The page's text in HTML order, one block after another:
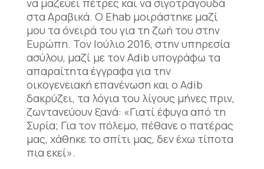
να μαζεύει πέτρες και να σιγοτραγουδά
στα Αραβικά. Ο Ehab μοιράστηκε μαζί
μου τα όνειρά του για τη ζωή του στην
Ευρώπη. Τον Ιούλιο 2016, στην υπηρεσία
ασύλου, μαζί με τον Adib υπογράφω τα
απαραίτητα έγγραφα για την
οικογενειακή επανένωση και ο Adib
δακρύζει, τα λόγια του λίγους μήνες πριν,
ζωντανεύουν ξανά: «Γιατί έφυγα από τη
Συρία; Για τον πόλεμο, πέθανε ο πατέρας
μας, χάθηκε το σπίτι μας, δεν έχω τίποτα
πια εκεί».